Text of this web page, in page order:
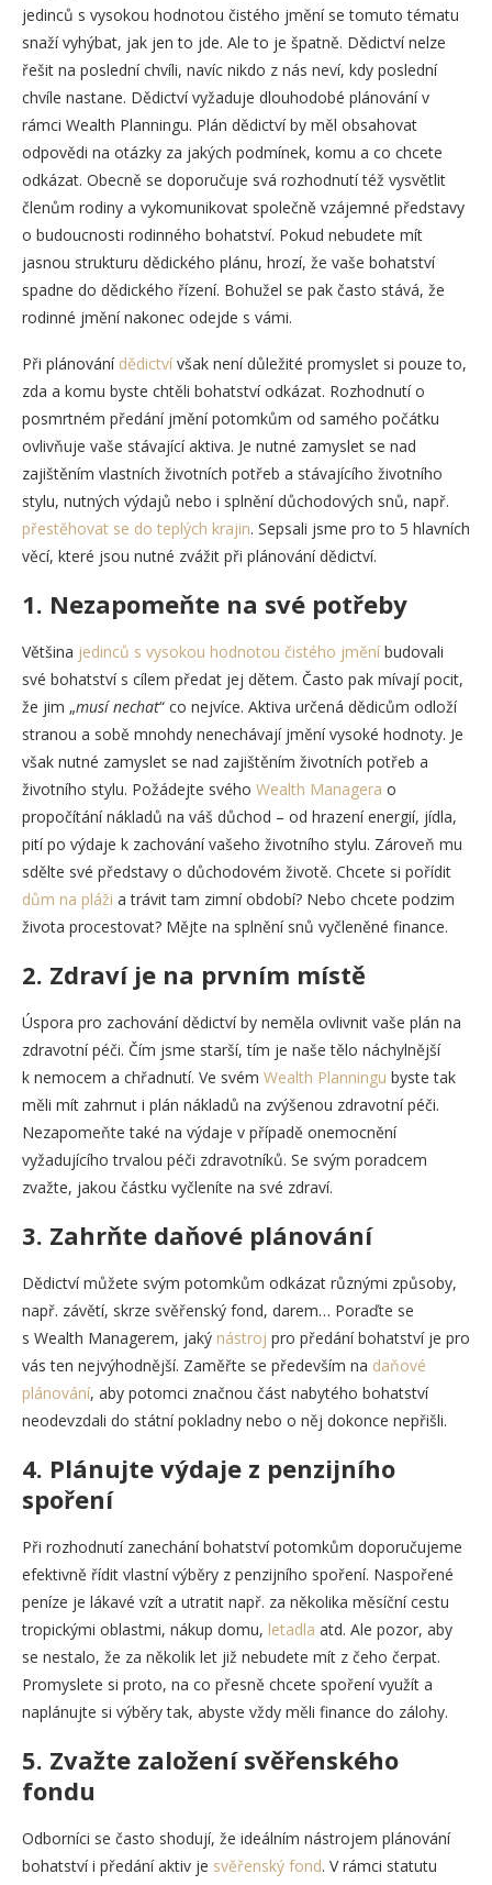
jedinců s vysokou hodnotou čistého jmění se tomuto tématu
snaží vyhýbat, jak jen to jde. Ale to je špatně. Dědictví nelze
řešit na poslední chvíli, navíc nikdo z nás neví, kdy poslední
chvíle nastane. Dědictví vyžaduje dlouhodobé plánování v
rámci Wealth Planningu. Plán dědictví by měl obsahovat
odpovědi na otázky za jakých podmínek, komu a co chcete
odkázat. Obecně se doporučuje svá rozhodnutí též vysvětlit
členům rodiny a vykomunikovat společně vzájemné představy
o budoucnosti rodinného bohatství. Pokud nebudete mít
jasnou strukturu dědického plánu, hrozí, že vaše bohatství
spadne do dědického řízení. Bohužel se pak často stává, že
rodinné jmění nakonec odejde s vámi.
Při plánování dědictví však není důležité promyslet si pouze to,
zda a komu byste chtěli bohatství odkázat. Rozhodnutí o
posmrtném předání jmění potomkům od samého počátku
ovlivňuje vaše stávající aktiva. Je nutné zamyslet se nad
zajištěním vlastních životních potřeb a stávajícího životního
stylu, nutných výdajů nebo i splnění důchodových snů, např.
přestěhovat se do teplých krajin. Sepsali jsme pro to 5 hlavních
věcí, které jsou nutné zvážit při plánování dědictví.
1. Nezapomeňte na své potřeby
Většina jedinců s vysokou hodnotou čistého jmění budovali
své bohatství s cílem předat jej dětem. Často pak mívají pocit,
že jim „musí nechat“ co nejvíce. Aktiva určená dědicům odloží
stranou a sobě mnohdy nenechávají jmění vysoké hodnoty. Je
však nutné zamyslet se nad zajištěním životních potřeb a
životního stylu. Požádejte svého Wealth Managera o
propočítání nákladů na váš důchod – od hrazení energií, jídla,
pití po výdaje k zachování vašeho životního stylu. Zároveň mu
sdělte své představy o důchodovém životě. Chcete si pořídit
dům na pláži a trávit tam zimní období? Nebo chcete podzim
života procestovat? Mějte na splnění snů vyčleněné finance.
2. Zdraví je na prvním místě
Úspora pro zachování dědictví by neměla ovlivnit vaše plán na
zdravotní péči. Čím jsme starší, tím je naše tělo náchylnější
k nemocem a chřadnutí. Ve svém Wealth Planningu byste tak
měli mít zahrnut i plán nákladů na zvýšenou zdravotní péči.
Nezapomeňte také na výdaje v případě onemocnění
vyžadujícího trvalou péči zdravotníků. Se svým poradcem
zvažte, jakou částku vyčleníte na své zdraví.
3. Zahrňte daňové plánování
Dědictví můžete svým potomkům odkázat různými způsoby,
např. závětí, skrze svěřenský fond, darem… Poraďte se
s Wealth Managerem, jaký nástroj pro předání bohatství je pro
vás ten nejvýhodnější. Zaměřte se především na daňové
plánování, aby potomci značnou část nabytého bohatství
neodevzdali do státní pokladny nebo o něj dokonce nepřišli.
4. Plánujte výdaje z penzijního
spoření
Při rozhodnutí zanechání bohatství potomkům doporučujeme
efektivně řídit vlastní výběry z penzijního spoření. Naspořené
peníze je lákavé vzít a utratit např. za několika měsíční cestu
tropickými oblastmi, nákup domu, letadla atd. Ale pozor, aby
se nestalo, že za několik let již nebudete mít z čeho čerpat.
Promyslete si proto, na co přesně chcete spoření využít a
naplánujte si výběry tak, abyste vždy měli finance do zálohy.
5. Zvažte založení svěřenského
fondu
Odborníci se často shodují, že ideálním nástrojem plánování
bohatství i předání aktiv je svěřenský fond. V rámci statutu